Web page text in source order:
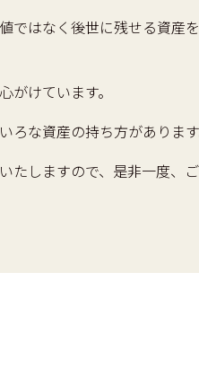
ではなく後世に残せる資産
がけています。
ろな資産の持ち方があります
たしますので、是非一度、ご